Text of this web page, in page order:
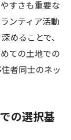
すさも重要な
ンティア活動
めることで、
ての土地での
者同士のネッ
の選択基